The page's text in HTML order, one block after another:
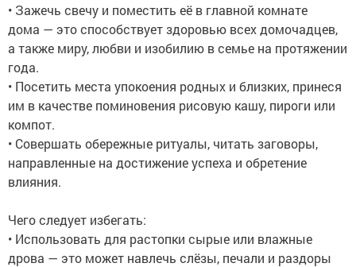
• Зажечь свечу и поместить её в главной комнате
дома — это способствует здоровью всех домочадцев,
а также миру, любви и изобилию в семье на протяжении
года.
• Посетить места упокоения родных и близких, принеся
им в качестве поминовения рисовую кашу, пироги или
компот.
• Совершать обережные ритуалы, читать заговоры,
направленные на достижение успеха и обретение
влияния.
Чего следует избегать:
• Использовать для растопки сырые или влажные
дрова — это может навлечь слёзы, печали и раздоры